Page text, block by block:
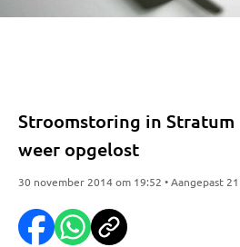
Stroomstoring in Stratum
weer opgelost
30 november 2014 om 19:52 • Aangepast